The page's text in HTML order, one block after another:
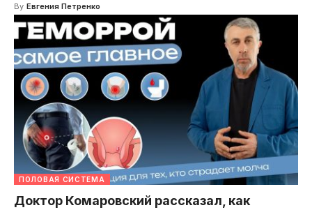
By Евгения Петренко
ПОЛОВАЯ СИСТЕМА
Доктор Комаровский рассказал, как